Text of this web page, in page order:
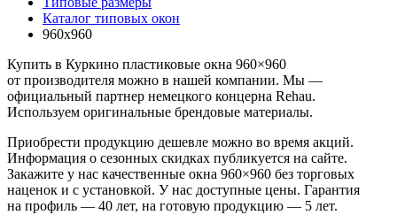
Каталог типовых окон
960х960
Купить в Куркино пластиковые окна 960×960
от производителя можно в нашей компании. Мы —
официальный партнер немецкого концерна Rehau.
Используем оригинальные брендовые материалы.
Приобрести продукцию дешевле можно во время акций.
Информация о сезонных скидках публикуется на сайте.
Закажите у нас качественные окна 960×960 без торговых
наценок и с установкой. У нас доступные цены. Гарантия
на профиль — 40 лет, на готовую продукцию — 5 лет.